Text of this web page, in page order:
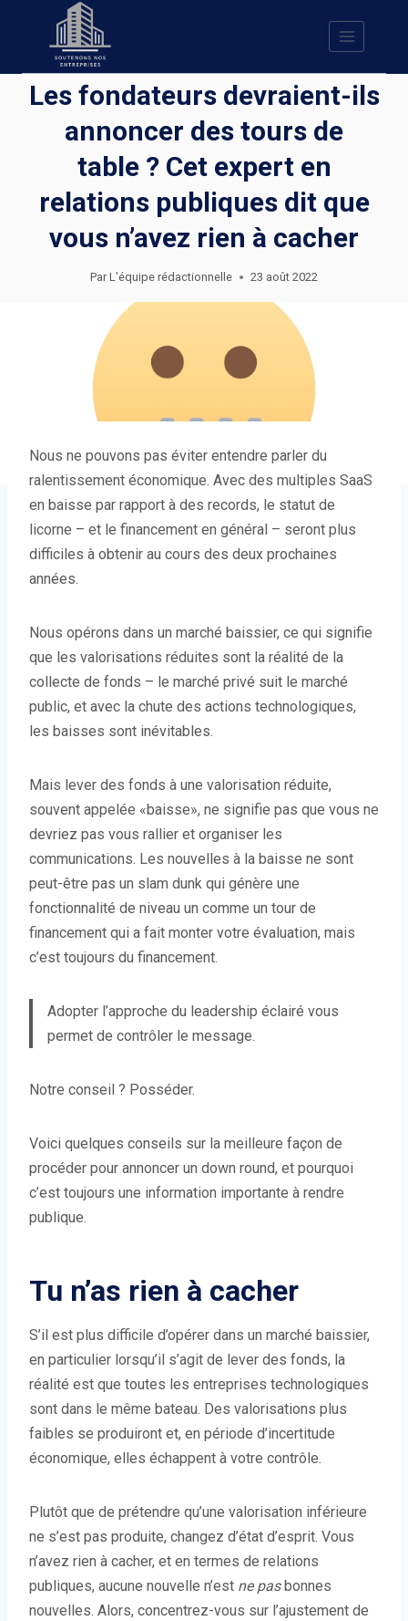
Les fondateurs devraient-ils
annoncer des tours de
table ? Cet expert en
relations publiques dit que
vous n’avez rien à cacher
Par L'équipe rédactionnelle 23 août 2022
Nous ne pouvons pas éviter entendre parler du
ralentissement économique. Avec des multiples SaaS
en baisse par rapport à des records, le statut de
licorne – et le financement en général – seront plus
difficiles à obtenir au cours des deux prochaines
années.
Nous opérons dans un marché baissier, ce qui signifie
que les valorisations réduites sont la réalité de la
collecte de fonds – le marché privé suit le marché
public, et avec la chute des actions technologiques,
les baisses sont inévitables.
Mais lever des fonds à une valorisation réduite,
souvent appelée «baisse», ne signifie pas que vous ne
devriez pas vous rallier et organiser les
communications. Les nouvelles à la baisse ne sont
peut-être pas un slam dunk qui génère une
fonctionnalité de niveau un comme un tour de
financement qui a fait monter votre évaluation, mais
c’est toujours du financement.
Adopter l’approche du leadership éclairé vous
permet de contrôler le message.
Notre conseil ? Posséder.
Voici quelques conseils sur la meilleure façon de
procéder pour annoncer un down round, et pourquoi
c’est toujours une information importante à rendre
publique.
Tu n’as rien à cacher
S’il est plus difficile d’opérer dans un marché baissier,
en particulier lorsqu’il s’agit de lever des fonds, la
réalité est que toutes les entreprises technologiques
sont dans le même bateau. Des valorisations plus
faibles se produiront et, en période d’incertitude
économique, elles échappent à votre contrôle.
Plutôt que de prétendre qu’une valorisation inférieure
ne s’est pas produite, changez d’état d’esprit. Vous
n’avez rien à cacher, et en termes de relations
publiques, aucune nouvelle n’est ne pas bonnes
nouvelles. Alors, concentrez-vous sur l’ajustement de